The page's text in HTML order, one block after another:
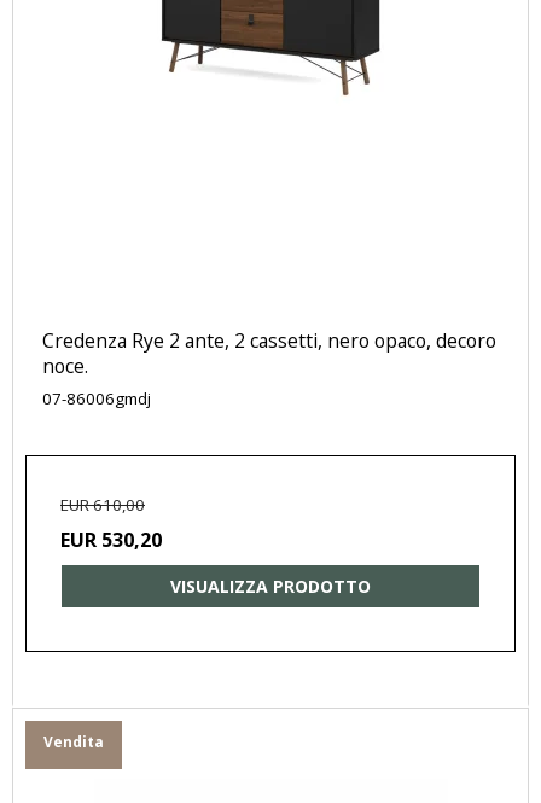
Credenza Rye 2 ante, 2 cassetti, nero opaco, decoro
noce.
07-86006gmdj
EUR 610,00
EUR 530,20
VISUALIZZA PRODOTTO
Vendita